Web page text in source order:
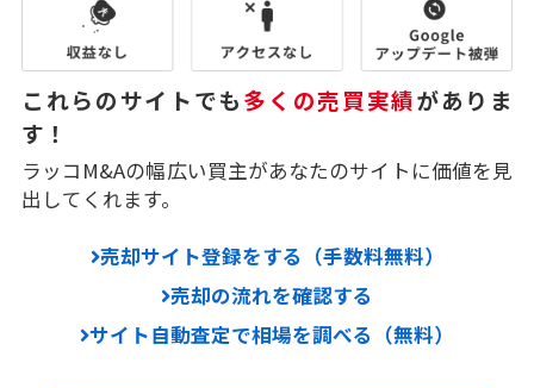
これらのサイトでも多くの売買実績がありま
す！
ラッコM&Aの幅広い買主があなたのサイトに価値を見
出してくれます。
売却サイト登録をする（手数料無料）
売却の流れを確認する
サイト自動査定で相場を調べる（無料）